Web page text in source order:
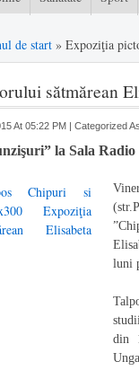
de start » Expoziţia
sătmărean
At 05:22 PM | Categorized As
la Sala Radio
luni
din